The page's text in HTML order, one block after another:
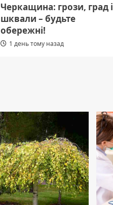
Черкащина: грози, град і
шквали – будьте
обережні!
1 день тому назад